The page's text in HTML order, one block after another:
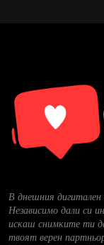
В днешния дигитален
Независимо дали си
искаш снимките ти
твоят верен